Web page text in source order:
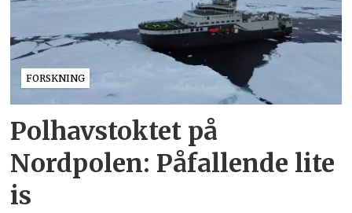
FORSKNING
Polhavstoktet på
Nordpolen: Påfallende lite
is